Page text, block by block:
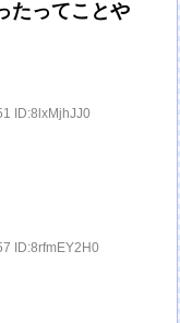
たってことや
ID:8lxMjhJJ0
ID:8rfmEY2H0